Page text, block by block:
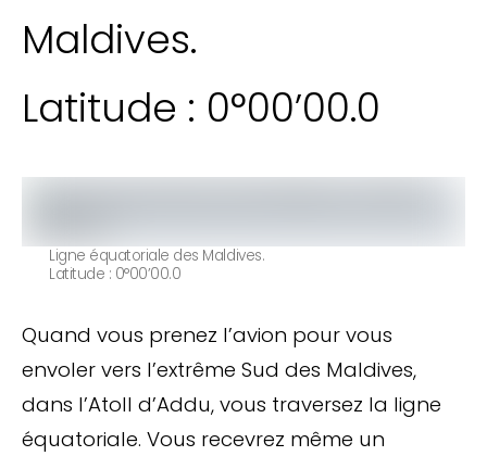
Maldives.
Latitude : 0°00’00.0
Ligne équatoriale des Maldives.
Latitude : 0°00’00.0
Quand vous prenez l’avion pour vous
envoler vers l’extrême Sud des Maldives,
dans l’Atoll d’Addu, vous traversez la ligne
équatoriale. Vous recevrez même un